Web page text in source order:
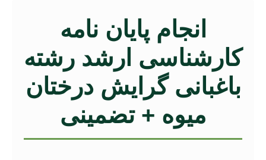
انجام پایان نامه
کارشناسی ارشد رشته
باغبانی گرایش درختان
میوه + تضمینی